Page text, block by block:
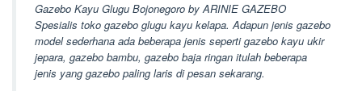
Gazebo Kayu Glugu Bojonegoro by ARINIE GAZEBO
Spesialis toko gazebo glugu kayu kelapa. Adapun jenis gazebo
model sederhana ada beberapa jenis seperti gazebo kayu ukir
jepara, gazebo bambu, gazebo baja ringan itulah beberapa
jenis yang gazebo paling laris di pesan sekarang.